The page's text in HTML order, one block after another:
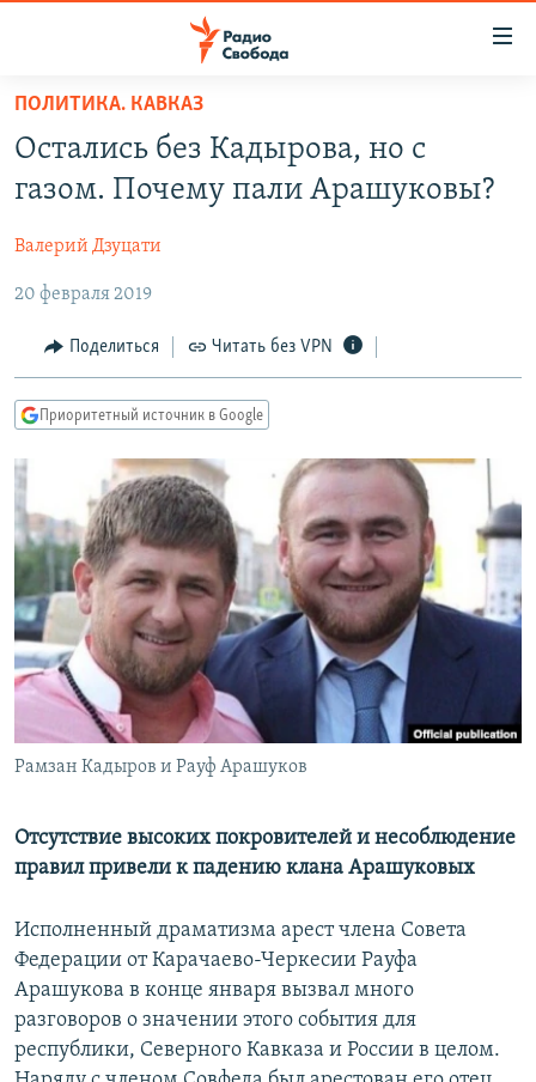
упрощенного
доступа
основному
Вернутся
главной
навигации
Вернутся
поиску
АВТОРСКИЕ ПРОЕКТЫ
ЦИТАТЫ СВОБОДЫ
МНЕНИЯ
КУЛЬТУРА
IDEL.РЕАЛИИ
КАВКАЗ.РЕАЛИИ
СЕВЕР.РЕАЛИИ
СИБИРЬ.РЕАЛИИ
РАСПИСАНИЕ ВЕЩАНИЯ
ПОДПИШИТЕСЬ НА РАССЫЛКУ
СОЦИАЛЬНЫЕ СЕТИ
Все сайты РСЕ/РС
ПОЛИТИКА. КАВКАЗ
Остались без Кадырова, но с
газом. Почему пали Арашуковы?
Валерий Дзуцати
20 февраля 2019
Поделиться Читать без VPN
Приоритетный источник в Google
Рамзан Кадыров и Рауф Арашуков
Отсутствие высоких покровителей и несоблюдение
правил привели к падению клана Арашуковых
Исполненный драматизма арест члена Совета
Федерации от Карачаево-Черкесии Рауфа
Арашукова в конце января вызвал много
разговоров о значении этого события для
республики, Северного Кавказа и России в целом.